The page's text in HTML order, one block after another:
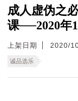
成人虚伪之
课──2020年
上架日期 2020/
诚品选乐